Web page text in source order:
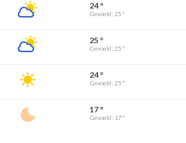
24 °
Gevoeld : 25 °
25 °
Gevoeld : 25 °
24 °
Gevoeld : 25 °
17 °
Gevoeld : 17 °